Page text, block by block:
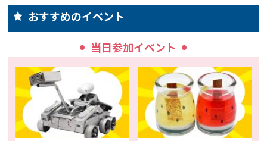
おすすめのイベント
当日参加イベント